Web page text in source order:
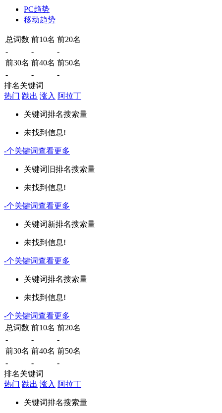
PC趋势
移动趋势
总词数 前10名 前20名
-
-
-
前30名 前40名 前50名
-
-
-
排名关键词
热门 跌出 涨入 阿拉丁
关键词排名搜索量
未找到信息!
-个关键词查看更多
关键词 旧排名搜索量
未找到信息!
-个关键词查看更多
关键词新排名搜索量
未找到信息!
-个关键词查看更多
关键词排名搜索量
未找到信息!
-个关键词查看更多
总词数 前10名 前20名
-
-
-
前30名 前40名 前50名
-
-
-
排名关键词
热门 跌出 涨入 阿拉丁
关键词排名搜索量